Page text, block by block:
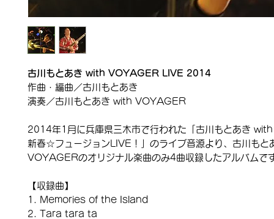
古川もとあき with VOYAGER LIVE 2014
作曲・編曲／古川もとあき
演奏／古川もとあき with VOYAGER
2014年1月に兵庫県三木市で行われた「古川もとあき
新春☆フュージョンLIVE！」のライブ音源より、古川もと
VOYAGERのオリジナル楽曲のみ4曲収録したアルバムで
【収録曲】
Memories of the Island
Tara tara ta